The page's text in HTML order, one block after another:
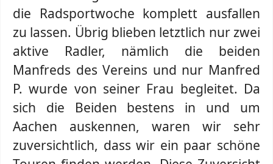
die Radsportwoche komplett ausfallen
zu lassen. Übrig blieben letztlich nur zwei
aktive Radler, nämlich die beiden
Manfreds des Vereins und nur Manfred
P. wurde von seiner Frau begleitet. Da
sich die Beiden bestens in und um
Aachen auskennen, waren wir sehr
zuversichtlich, dass wir ein paar schöne